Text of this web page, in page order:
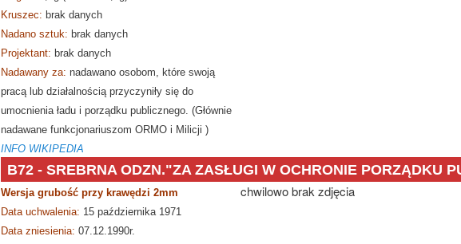
Kruszec: brak danych
Nadano sztuk: brak danych
Projektant: brak danych
Nadawany za: nadawano osobom, które swoją
pracą lub działalnością przyczyniły się do
umocnienia ładu i porządku publicznego. (Głównie
nadawane funkcjonariuszom ORMO i Milicji )
INFO WIKIPEDIA
B72 - SREBRNA ODZN."ZA ZASŁUGI W OCHRONIE PORZĄDKU
Wersja grubość przy krawędzi 2mm
Data uchwalenia: 15 października 1971
Data zniesienia: 07.12.1990r.
chwilowo brak zdjęcia